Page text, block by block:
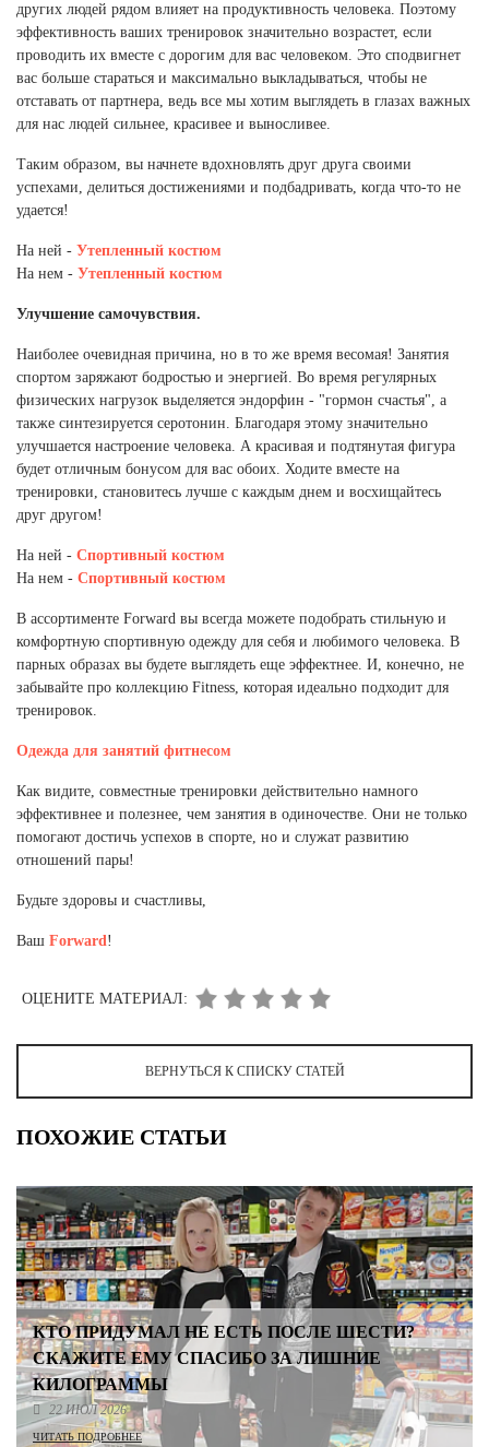
других людей рядом влияет на продуктивность человека. Поэтому
эффективность ваших тренировок значительно возрастет, если
проводить их вместе с дорогим для вас человеком. Это сподвигнет
вас больше стараться и максимально выкладываться, чтобы не
отставать от партнера, ведь все мы хотим выглядеть в глазах важных
для нас людей сильнее, красивее и выносливее.
Таким образом, вы начнете вдохновлять друг друга своими
успехами, делиться достижениями и подбадривать, когда что-то не
удается!
На ней - Утепленный костюм
На нем - Утепленный костюм
Улучшение самочувствия.
Наиболее очевидная причина, но в то же время весомая! Занятия
спортом заряжают бодростью и энергией. Во время регулярных
физических нагрузок выделяется эндорфин - "гормон счастья", а
также синтезируется серотонин. Благодаря этому значительно
улучшается настроение человека. А красивая и подтянутая фигура
будет отличным бонусом для вас обоих. Ходите вместе на
тренировки, становитесь лучше с каждым днем и восхищайтесь
друг другом!
На ней - Спортивный костюм
На нем - Спортивный костюм
В ассортименте Forward вы всегда можете подобрать стильную и
комфортную спортивную одежду для себя и любимого человека. В
парных образах вы будете выглядеть еще эффектнее. И, конечно, не
забывайте про коллекцию Fitness, которая идеально подходит для
тренировок.
Одежда для занятий фитнесом
Как видите, совместные тренировки действительно намного
эффективнее и полезнее, чем занятия в одиночестве. Они не только
помогают достичь успехов в спорте, но и служат развитию
отношений пары!
Будьте здоровы и счастливы,
Ваш Forward!
ОЦЕНИТЕ МАТЕРИАЛ:
ВЕРНУТЬСЯ К СПИСКУ СТАТЕЙ
ПОХОЖИЕ СТАТЬИ
КТО ПРИДУМАЛ НЕ ЕСТЬ ПОСЛЕ ШЕСТИ?
СКАЖИТЕ ЕМУ СПАСИБО ЗА ЛИШНИЕ
КИЛОГРАММЫ
22 ИЮЛ 2026
ЧИТАТЬ ПОДРОБНЕЕ